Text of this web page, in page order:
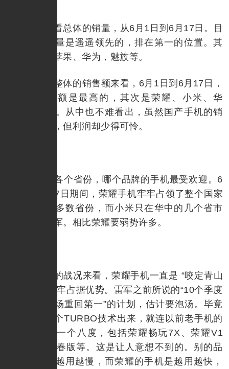
再来看看总体的销量，从6月1日到6月17日。目
前荣耀的销量是遥遥领先的，排在第一的位置。其
次是小米、苹果、华为，魅族等。
从品牌整体的销售额来看，6月1日到6月17日，
苹果的销售额是最高的，其次是荣耀、小米、华
为、一加等。从中也不难看出，虽然国产手机的销
量比苹果高，但利润却少得可怜。
再看看各个省份，哪个品牌的手机最受欢迎。6
月1日-6月17日期间，荣耀手机牢牢占领了整个国家
版图的绝大多数省份，而小米只在华中的几个省市
夺得销量冠军。相比荣耀要弱势许多。
从目前的战况来看，荣耀手机一直是 “咬定青山
不放松”，牢牢占据优势。雷军之前所说的“10个季度
内，国内市场重回第一”的计划，估计要泡汤。毕竟
荣耀现在一个TURBO技术出来，就连以前老手机的
性能都飙升一个八度，包括荣耀畅玩7X、荣耀V1
0、荣耀9青春版等。这是让人意想不到的。别的品
牌都是手机越用越慢，而荣耀的手机是越用越快，